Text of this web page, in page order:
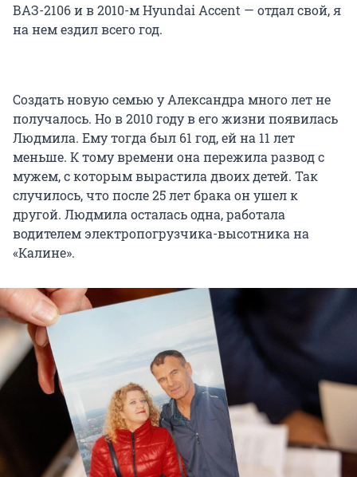
ВАЗ-2106 и в 2010-м Hyundai Accent — отдал свой, я
на нем ездил всего год.
Создать новую семью у Александра много лет не
получалось. Но в 2010 году в его жизни появилась
Людмила. Ему тогда был 61 год, ей на 11 лет
меньше. К тому времени она пережила развод с
мужем, с которым вырастила двоих детей. Так
случилось, что после 25 лет брака он ушел к
другой. Людмила осталась одна, работала
водителем электропогрузчика-высотника на
«Калине».